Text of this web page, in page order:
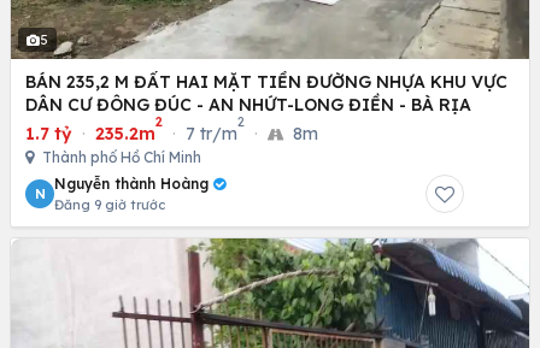
5
BÁN 235,2 M ĐẤT HAI MẶT TIỀN ĐƯỜNG NHỰA KHU VỰC
DÂN CƯ ĐÔNG ĐÚC - AN NHỨT-LONG ĐIỀN - BÀ RỊA
1.7 tỷ · 235.2m
2
· 7 tr/m
2
· 8m
Thành phố Hồ Chí Minh
N
Nguyễn thành Hoàng
Đăng 9 giờ trước